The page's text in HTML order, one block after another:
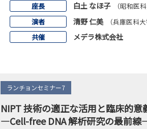
座長
白土 なほ子
（昭和医
演者
清野 仁美
（兵庫医科
共催
メデラ株式会社
ランチョンセミナー7
NIPT 技術の適正な活用と臨床的意
―Cell-free DNA 解析研究の最前